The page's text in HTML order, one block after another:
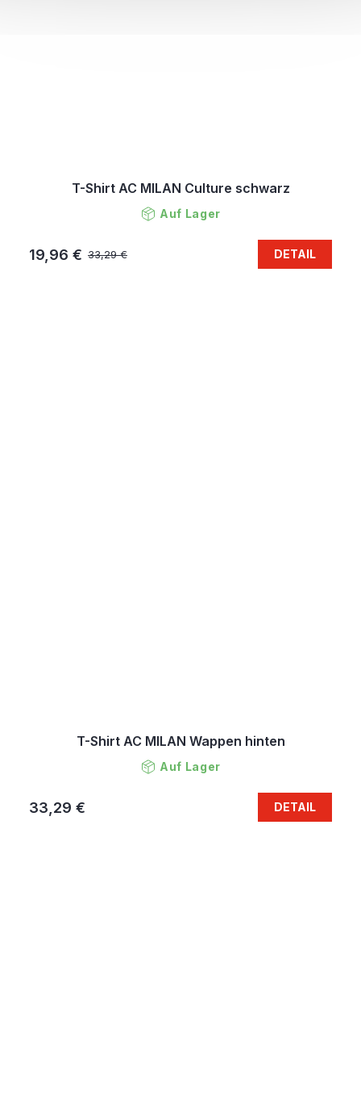
T-Shirt AC MILAN Culture schwarz
Auf Lager
33,29 €
19,96 € DETAIL
T-Shirt AC MILAN Wappen hinten
Auf Lager
33,29 € DETAIL